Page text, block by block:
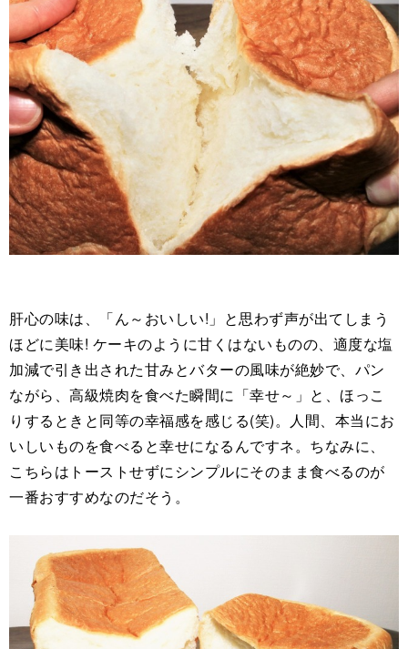
肝心の味は、「ん～おいしい!」と思わず声が出てしまう
ほどに美味! ケーキのように甘くはないものの、適度な塩
加減で引き出された甘みとバターの風味が絶妙で、パン
ながら、高級焼肉を食べた瞬間に「幸せ～」と、ほっこ
りするときと同等の幸福感を感じる(笑)。人間、本当にお
いしいものを食べると幸せになるんですネ。ちなみに、
こちらはトーストせずにシンプルにそのまま食べるのが
一番おすすめなのだそう。